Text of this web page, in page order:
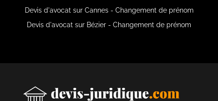
Devis d'avocat sur Cannes - Changement de prénom
Devis d'avocat sur Bézier - Changement de prénom